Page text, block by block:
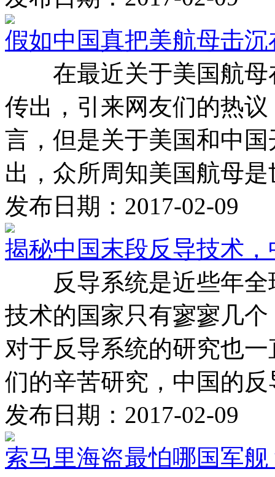
假如中国真把美航母击
在最近关于美国航母
传出，引来网友们的热
言，但是关于美国和中
出，众所周知美国航母
发布日期：2017-02-09
揭秘中国末段反导技术
反导系统是近些年全
技术的国家只有寥寥几
对于反导系统的研究也
们的辛苦研究，中国的
发布日期：2017-02-09
索马里海盗最怕哪国军